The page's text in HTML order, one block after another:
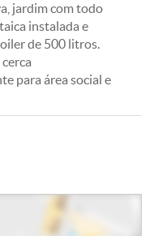
jardim com todo
instalada e
de 500 litros.
para área social e